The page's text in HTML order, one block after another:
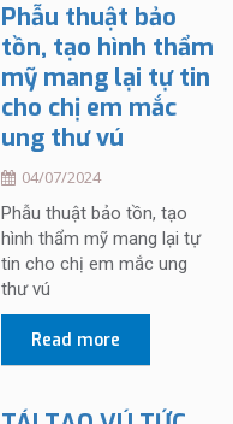
Phẫu thuật bảo
tồn, tạo hình thẩm
mỹ mang lại tự tin
cho chị em mắc
ung thư vú
04/07/2024
Phẫu thuật bảo tồn, tạo
hình thẩm mỹ mang lại tự
tin cho chị em mắc ung
thư vú
Read more